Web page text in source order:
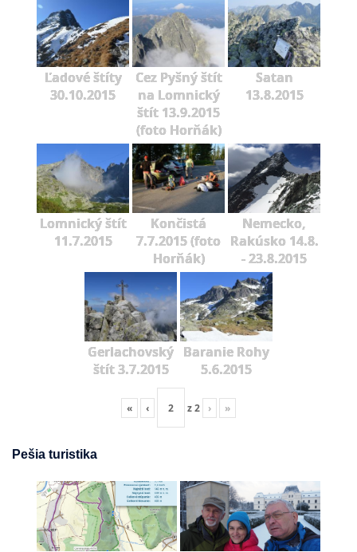
Ľadové štíty
30.10.2015
Cez Pyšný štít
na Lomnický
štít 13.9.2015
(foto Horňák)
Satan
13.8.2015
Lomnický štít
11.7.2015
Končistá
7.7.2015 (foto
Horňák)
Nemecko,
Rakúsko 14.8.
- 23.8.2015
Gerlachovský
štít 3.7.2015
Baranie Rohy
5.6.2015
« ‹ z2 › »
Pešia turistika